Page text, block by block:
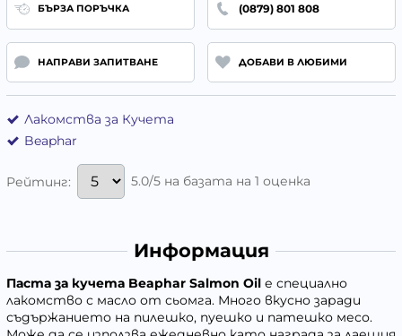
БЪРЗА ПОРЪЧКА (0879) 801 808
НАПРАВИ ЗАПИТВАНЕ ДОБАВИ В ЛЮБИМИ
Лакомства за Кучета
Beaphar
Рейтинг: 5.0/5 на базата на 1 оценка
Информация
Паста за кучета Beaphar Salmon Oil е специално
лакомство с масло от сьомга. Много вкусно заради
съдържанието на пилешко, пуешко и патешко месо.